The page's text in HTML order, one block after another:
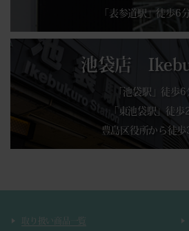
「表参道駅」徒歩6
池袋店
「池袋駅」徒歩6
「東池袋駅」徒歩
豊島区役所から徒
取り扱い商品一覧